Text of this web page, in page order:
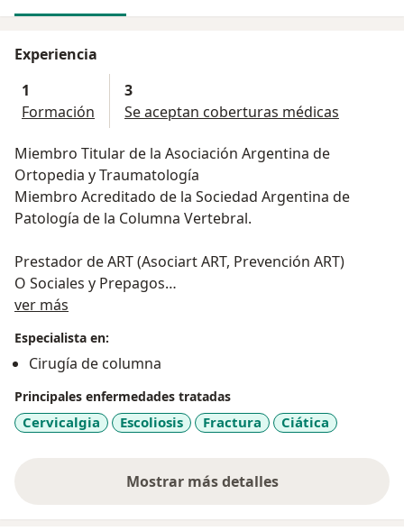
Experiencia
1
Formación
3
Se aceptan coberturas médicas
Miembro Titular de la Asociación Argentina de
Ortopedia y Traumatología
Miembro Acreditado de la Sociedad Argentina de
Patología de la Columna Vertebral.
Prestador de ART (Asociart ART, Prevención ART)
O Sociales y Prepagos
UP
CS salud
Omint
ver más
Especialista en:
Cirugía de columna
Principales enfermedades tratadas
Cervicalgia Escoliosis Fractura Ciática
Mostrar más detalles
sobre la experiencia